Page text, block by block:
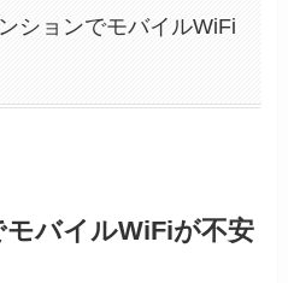
ションでモバイルWiFi
バイルWiFiが不安